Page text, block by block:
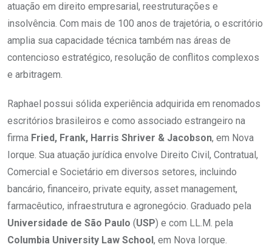
atuação em direito empresarial, reestruturações e
insolvência. Com mais de 100 anos de trajetória, o escritório
amplia sua capacidade técnica também nas áreas de
contencioso estratégico, resolução de conflitos complexos
e arbitragem.
Raphael possui sólida experiência adquirida em renomados
escritórios brasileiros e como associado estrangeiro na
firma Fried, Frank, Harris Shriver & Jacobson, em Nova
Iorque. Sua atuação jurídica envolve Direito Civil, Contratual,
Comercial e Societário em diversos setores, incluindo
bancário, financeiro, private equity, asset management,
farmacêutico, infraestrutura e agronegócio. Graduado pela
Universidade de São Paulo (USP) e com LL.M. pela
Columbia University Law School, em Nova Iorque.